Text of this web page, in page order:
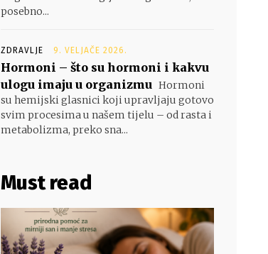
posebno...
ZDRAVLJE 9. VELJAČE 2026.
Hormoni – što su hormoni i kakvu
ulogu imaju u organizmu Hormoni
su hemijski glasnici koji upravljaju gotovo
svim procesima u našem tijelu – od rasta i
metabolizma, preko sna...
Must read